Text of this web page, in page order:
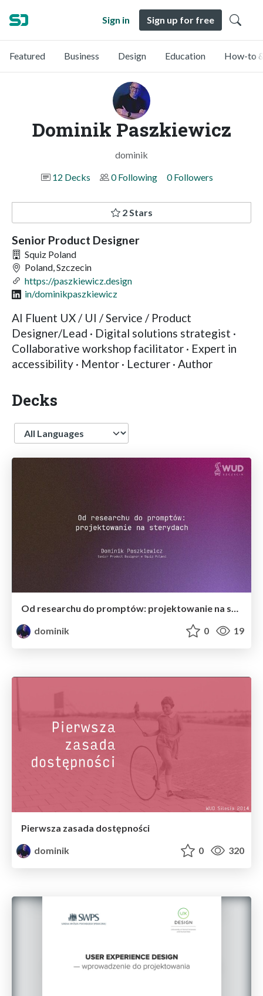
Sign in Sign up for free
Featured Business Design Education How-to
Dominik Paszkiewicz
dominik
12 Decks
0 Following 0 Followers
2 Stars
Senior Product Designer
Squiz Poland
Poland, Szczecin
https://paszkiewicz.design
in/dominikpaszkiewicz
AI Fluent UX / UI / Service / Product
Designer/Lead · Digital solutions strategist ·
Collaborative workshop facilitator · Expert in
accessibility · Mentor · Lecturer · Author
Decks
Language
Od researchu do promptów: projektowanie na sterydach
dominik
0 19
Pierwsza zasada dostępności
dominik
0 320